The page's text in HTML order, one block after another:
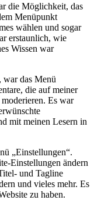
die Möglichkeit, das
Menüpunkt
wählen und sogar
erstaunlich, wie
Wissen war
war das Menü
die auf meiner
Es war
mit meinen Lesern in
„Einstellungen“.
Einstellungen ändern
und Tagline
und vieles mehr. Es
zu haben.